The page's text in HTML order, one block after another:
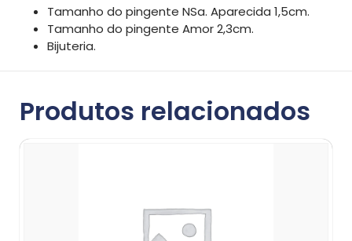
Tamanho do pingente NSa. Aparecida 1,5cm.
Tamanho do pingente Amor 2,3cm.
Bijuteria.
Produtos relacionados